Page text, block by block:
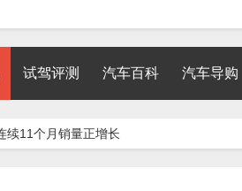
试驾评测 汽车百科 汽车导购
续11个月销量正增长